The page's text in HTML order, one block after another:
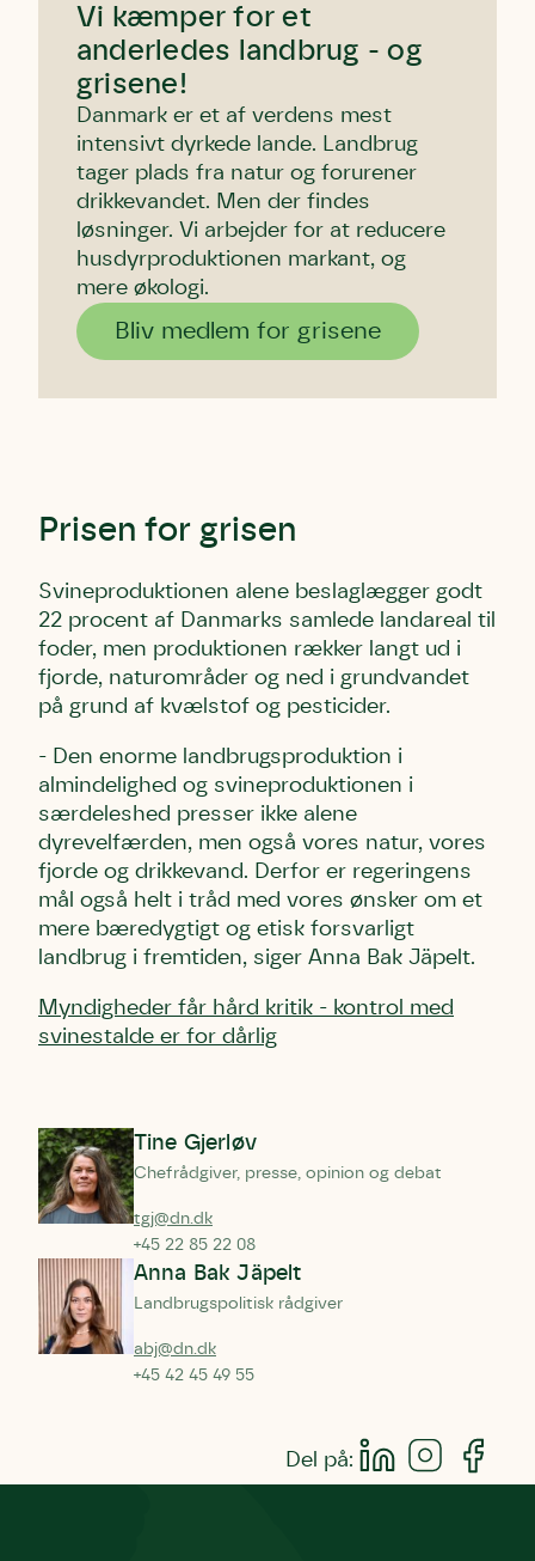
Vi kæmper for et
anderledes landbrug - og
grisene!
Danmark er et af verdens mest
intensivt dyrkede lande. Landbrug
tager plads fra natur og forurener
drikkevandet. Men der findes
løsninger. Vi arbejder for at reducere
husdyrproduktionen markant, og
mere økologi.
Bliv medlem for grisene
Prisen for grisen
Svineproduktionen alene beslaglægger godt
22 procent af Danmarks samlede landareal til
foder, men produktionen rækker langt ud i
fjorde, naturområder og ned i grundvandet
på grund af kvælstof og pesticider.
- Den enorme landbrugsproduktion i
almindelighed og svineproduktionen i
særdeleshed presser ikke alene
dyrevelfærden, men også vores natur, vores
fjorde og drikkevand. Derfor er regeringens
mål også helt i tråd med vores ønsker om et
mere bæredygtigt og etisk forsvarligt
landbrug i fremtiden, siger Anna Bak Jäpelt.
Myndigheder får hård kritik - kontrol med
svinestalde er for dårlig
Tine Gjerløv
Chefrådgiver, presse, opinion og debat
tgj@dn.dk
+45 22 85 22 08
Anna Bak Jäpelt
Landbrugspolitisk rådgiver
abj@dn.dk
+45 42 45 49 55
Del på:
Andet punkt
Humlebier bestøver effektivt blomster
og afgrøder i din have.